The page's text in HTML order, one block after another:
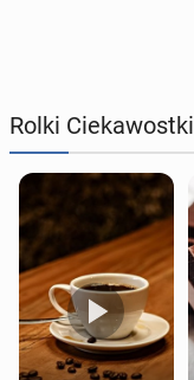
Rolki Ciekawostki